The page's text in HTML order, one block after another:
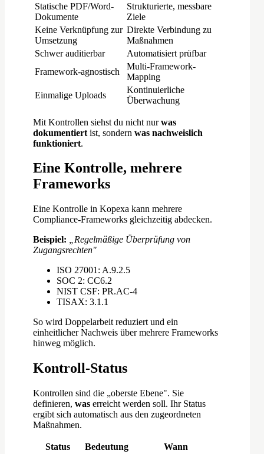
Statische PDF/Word-
Dokumente
Strukturierte, messbare
Ziele
Keine Verknüpfung zur
Umsetzung
Direkte Verbindung zu
Maßnahmen
Schwer auditierbar
Automatisiert prüfbar
Framework-agnostisch
Multi-Framework-
Mapping
Einmalige Uploads
Kontinuierliche
Überwachung
Mit Kontrollen siehst du nicht nurwas
dokumentiert ist, sondern was nachweislich
funktioniert.
Eine Kontrolle, mehrere
Frameworks
Eine Kontrolle in Kopexa kann mehrere
Compliance-Frameworks gleichzeitig abdecken.
Beispiel:
„Regelmäßige Überprüfung von
Zugangsrechten"
ISO 27001: A.9.2.5
SOC 2: CC6.2
NIST CSF: PR.AC-4
TISAX: 3.1.1
So wird Doppelarbeit reduziert und ein
einheitlicher Nachweis über mehrere Frameworks
hinweg möglich.
Kontroll-Status
Kontrollen sind die „oberste Ebene". Sie
definieren, was erreicht werden soll. Ihr Status
ergibt sich automatisch aus den zugeordneten
Maßnahmen.
Status Bedeutung Wann